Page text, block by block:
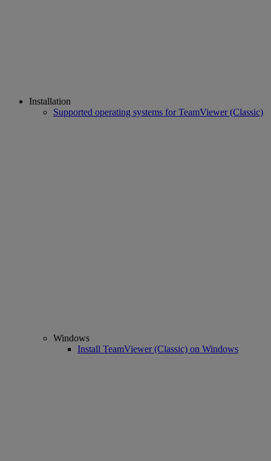
Installation
Supported operating systems for TeamViewer (Classic)
Windows
Install TeamViewer (Classic) on Windows